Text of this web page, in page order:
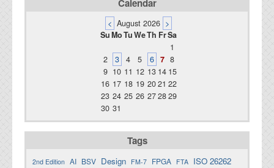
Calendar
< August 2026 >
SuMoTuWeTh FrSa
1
2
3 4 5 6 7 8
9 10 11 12 13 14 15
16 17 18 19 2021 22
23 24 25 26 272829
30 31
Tags
2nd Edition AI BSV Design FM-7 FPGA FTA ISO 26262